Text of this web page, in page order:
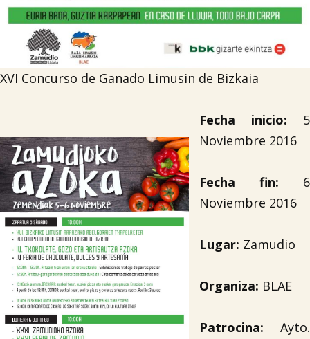
XVI Concurso de Ganado Limusin de Bizkaia
Fecha inicio: 5
Noviembre 2016
Fecha fin: 6
Noviembre 2016
Lugar: Zamudio
Organiza: BLAE
Patrocina: Ayto.